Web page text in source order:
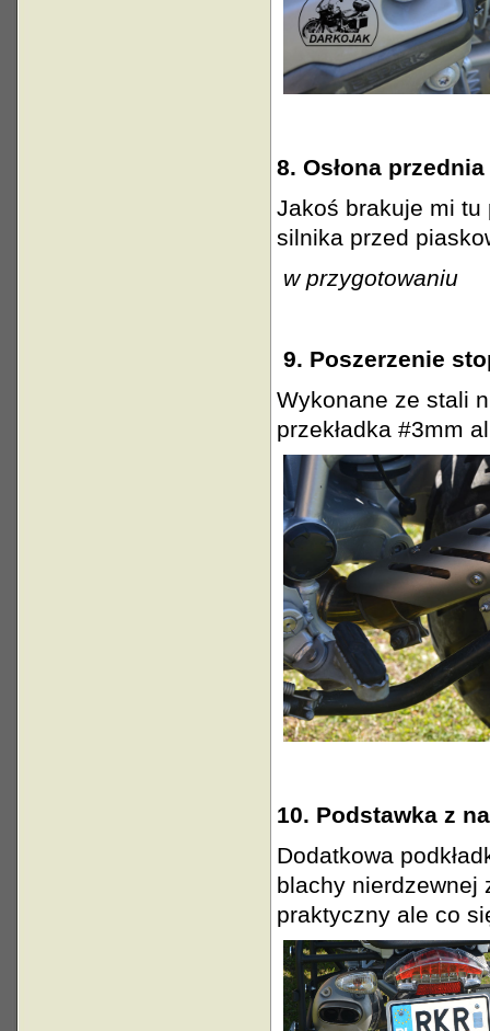
8. Osłona
Jakoś brakuje mi tu
silnika przed
w przygotowaniu
9. Poszerzenie
Wykonane ze stali
przekładka #3mm
10. Podstawka z
Dodatkowa
blachy nierdzewnej
praktyczny ale co